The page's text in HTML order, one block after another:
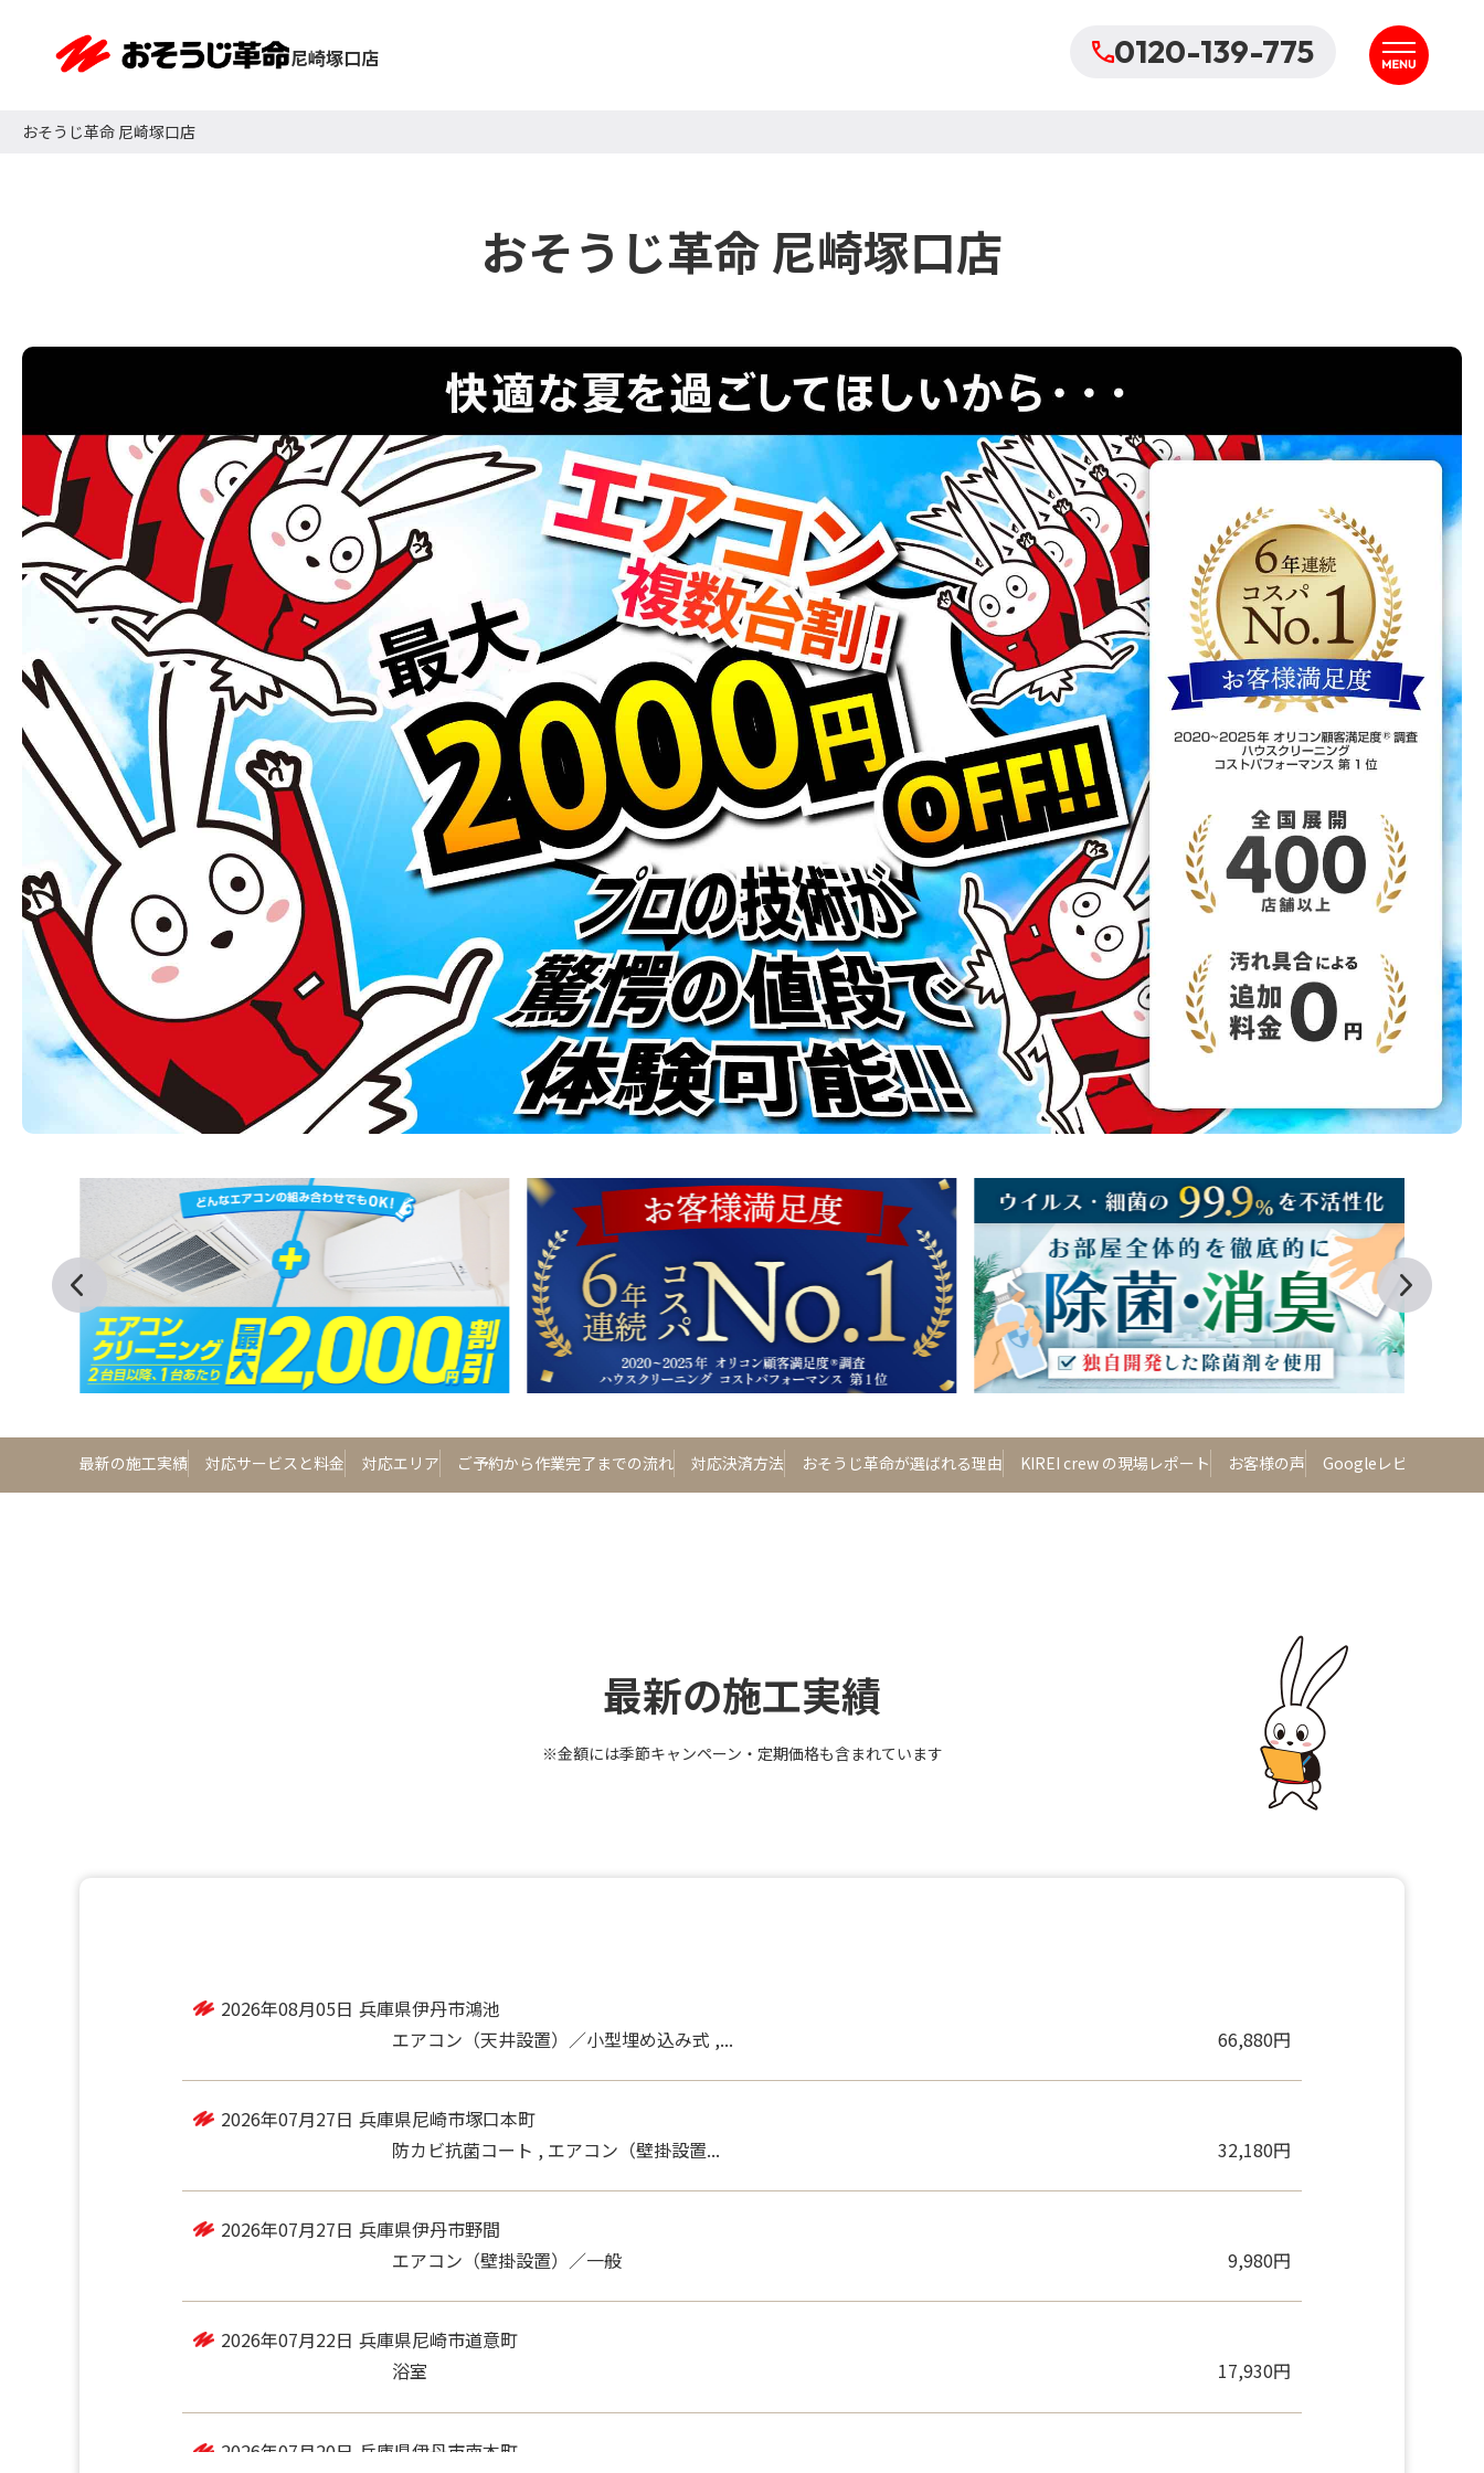
尼崎塚口店 0120-139-775
おそうじ革命 尼崎塚口店
おそうじ革命 尼崎塚口店
最新の施工実績 対応サービスと料金 対応エリア ご予約から作業完了までの流れ 対応決済方法 おそうじ革命が選ばれる理由 KIREI crew の現場レポート お客様の声 Googleレビュー
最新の施工実績
※金額には季節キャンペーン・定期価格も含まれています
2026年08月05日 兵庫県伊丹市鴻池
エアコン（天井設置）／小型埋め込み式 ,...
66,880円
2026年07月27日 兵庫県尼崎市塚口本町
防カビ抗菌コート , エアコン（壁掛設置...
32,180円
2026年07月27日 兵庫県伊丹市野間
エアコン（壁掛設置）／一般
9,980円
2026年07月22日 兵庫県尼崎市道意町
浴室
17,930円
2026年07月20日 兵庫県伊丹市南本町